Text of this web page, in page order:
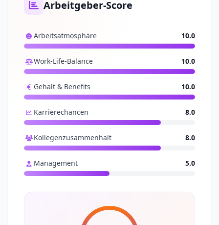
Arbeitgeber-Score
Arbeitsatmosphäre 10.0
Work-Life-Balance 10.0
Gehalt & Benefits 10.0
Karrierechancen 8.0
Kollegenzusammenhalt 8.0
Management 5.0